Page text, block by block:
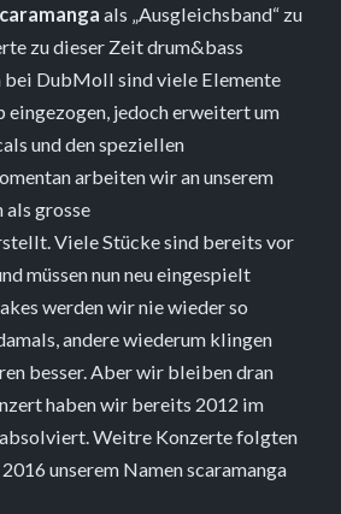
als „Ausgleichsband“ zu
zu dieser Zeit drum&bass
bei DubMoll sind viele Elemente
eingezogen, jedoch erweitert um
und den speziellen
arbeiten wir an unserem
als grosse
Viele Stücke sind bereits vor
müssen nun neu eingespielt
werden wir nie wieder so
andere wiederum klingen
besser. Aber wir bleiben dran
haben wir bereits 2012 im
Weitre Konzerte folgten
unserem Namen scaramanga